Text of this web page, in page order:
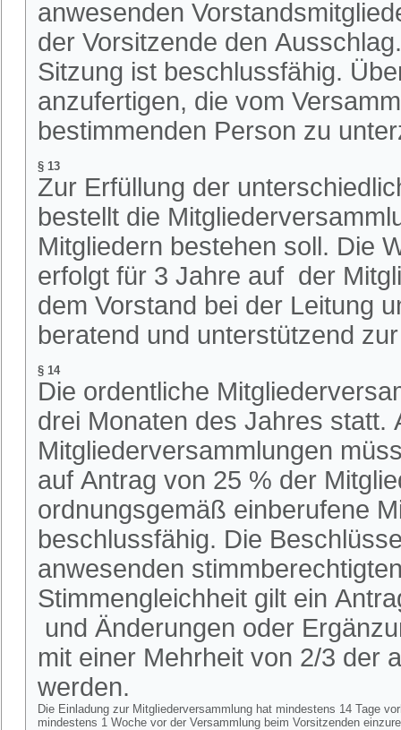
anwesenden
der Vorsitzende den
Sitzung ist beschlussfähig.
anzufertigen, die vom
bestimmenden Person zu
§ 13
Zur Erfüllung der
bestellt die
Mitgliedern bestehen soll. Die
erfolgt für 3 Jahre auf der
dem Vorstand bei der Leitung
beratend und unterstützend
§ 14
Die ordentliche
drei Monaten des Jahres statt.
Mitgliederversammlungen
auf Antrag von 25 % der
ordnungsgemäß einberufene
beschlussfähig. Die
anwesenden
Stimmengleichheit gilt ein
und Änderungen oder
mit einer Mehrheit von 2/3 der
werden.
Die Einladung zur Mitgliederversammlung hat mindestens 14 Tage
mindestens 1 Woche vor der Versammlung beim Vorsitzenden